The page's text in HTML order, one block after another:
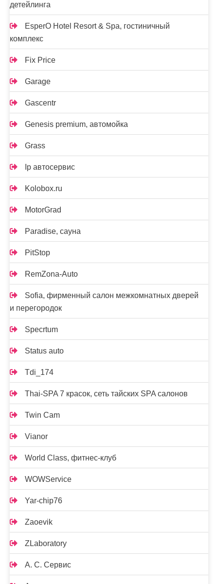
детейлинга
EsperO Hotel Resort & Spa, гостиничный
комплекс
Fix Price
Garage
Gascentr
Genesis premium, автомойка
Grass
Ip автосервис
Kolobox.ru
MotorGrad
Paradise, сауна
PitStop
RemZona-Auto
Sofia, фирменный салон межкомнатных дверей
и перегородок
Specrtum
Status auto
Tdi_174
Thai-SPA 7 красок, сеть тайских SPA салонов
Twin Cam
Vianor
World Class, фитнес-клуб
WOWService
Yar-chip76
Zaoevik
ZLaboratory
А. С. Сервис